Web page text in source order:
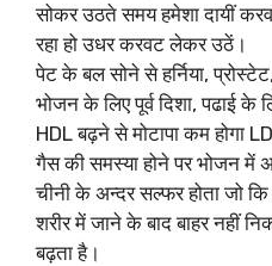
सोकर उठते समय हमेशा दायीं
रहा हो उधर करवट लेकर उठें।
पेट के बल सोने से हर्निया,
भोजन के लिए पूर्व दिशा, पढाई के
HDL बढ़ने से मोटापा कम होगा
गैस की समस्या होने पर भोजन में
चीनी के अन्दर सल्फर होता जो कि
शरीर में जाने के बाद बाहर नहीं
बढ़ता है।